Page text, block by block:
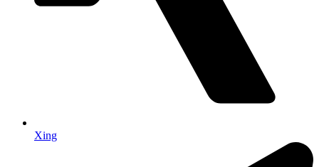
Xing